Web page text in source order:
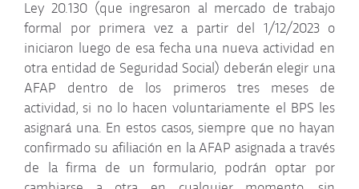
Aportes Jubilatorios
Beneficios del ahorro
individual
Afiliados en el exterior
Ley 20.130 (que ingresaron al mercado de trabajo
formal por primera vez a partir del 1/12/2023 o
iniciaron luego de esa fecha una nueva actividad en
otra entidad de Seguridad Social) deberán elegir una
AFAP dentro de los primeros tres meses de
actividad, si no lo hacen voluntariamente el BPS les
asignará una. En estos casos, siempre que no hayan
confirmado su afiliación en la AFAP asignada a través
de la firma de un formulario, podrán optar por